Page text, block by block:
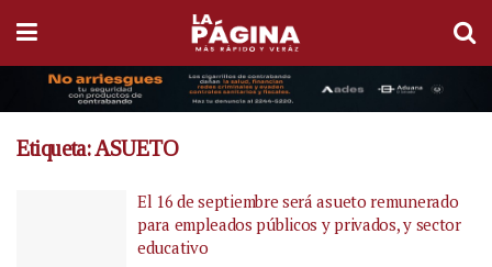
Etiqueta:ASUETO
El 16 de septiembre será asueto remunerado
para empleados públicos y privados, y sector
educativo